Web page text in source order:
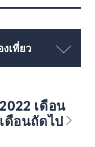
เที่ยว
2022 เดือน
เดือนถัดไป